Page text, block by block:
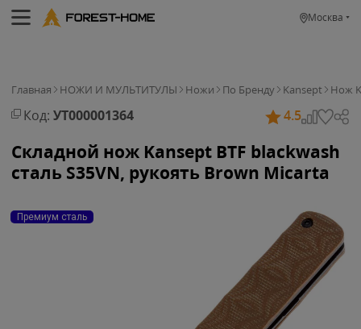
Москва
Главная НОЖИ И МУЛЬТИТУЛЫ Ножи По Бренду Kansept Нож
Код: УТ000001364 4.5
Складной нож Kansept BTF blackwash
сталь S35VN, рукоять Brown Micarta
Премиум сталь